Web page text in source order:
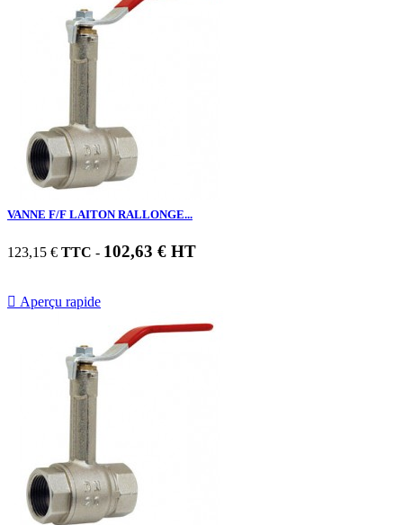
VANNE F/F LAITON RALLONGE...
123,15 € TTC - 102,63 € HT
 Aperçu rapide